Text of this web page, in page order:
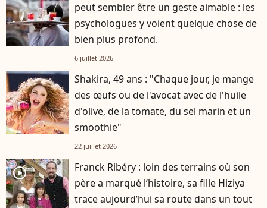
peut sembler être un geste aimable : les
psychologues y voient quelque chose de
bien plus profond.
6 juillet 2026
Shakira, 49 ans : "Chaque jour, je mange
des œufs ou de l'avocat avec de l'huile
d'olive, de la tomate, du sel marin et un
smoothie"
22 juillet 2026
player2
Franck Ribéry : loin des terrains où son
père a marqué l’histoire, sa fille Hiziya
trace aujourd’hui sa route dans un tout